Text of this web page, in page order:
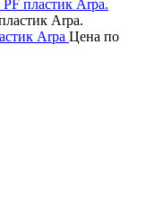
Arpa Цена по